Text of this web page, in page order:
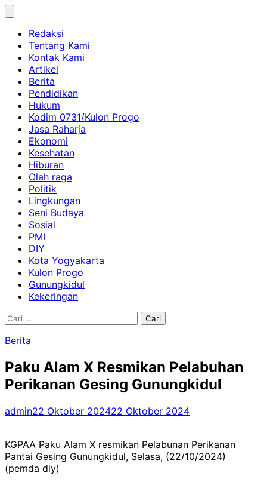
Skip
contentRedaksi
Tentang Kami
Kontak Kami
Artikel
Berita
Pendidikan
Hukum
Kodim 0731/Kulon Progo
Jasa Raharja
Ekonomi
Kesehatan
Hiburan
Olah raga
Politik
Lingkungan
Seni Budaya
Sosial
PMI
DIY
Kota Yogyakarta
Kulon Progo
Gunungkidul
Kekeringan
Cari
Berita
Paku Alam X Resmikan Pelabuhan
Perikanan Gesing Gunungkidul
admin22 Oktober 202422 Oktober 2024
KGPAA Paku Alam X resmikan Pelabunan Perikanan
Pantai Gesing Gunungkidul, Selasa, (22/10/2024)
(pemda diy)